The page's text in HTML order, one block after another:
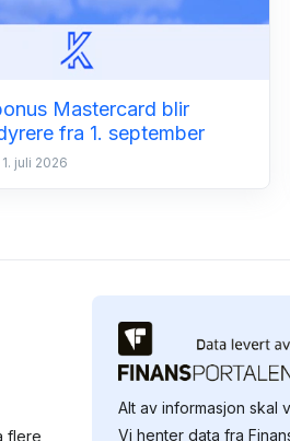
Mastercard blir
fra 1. september
juli 2026
flere
Alt av informasjon skal
Vi henter data fra